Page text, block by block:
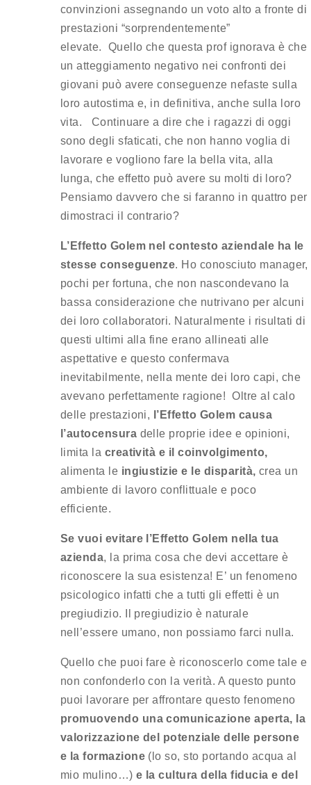
convinzioni assegnando un voto alto a fronte di
prestazioni “sorprendentemente”
elevate. Quello che questa prof ignorava è che
un atteggiamento negativo nei confronti dei
giovani può avere conseguenze nefaste sulla
loro autostima e, in definitiva, anche sulla loro
vita. Continuare a dire che i ragazzi di oggi
sono degli sfaticati, che non hanno voglia di
lavorare e vogliono fare la bella vita, alla
lunga, che effetto può avere su molti di loro?
Pensiamo davvero che si faranno in quattro per
dimostraci il contrario?
L’Effetto Golem nel contesto aziendale ha le
stesse conseguenze. Ho conosciuto manager,
pochi per fortuna, che non nascondevano la
bassa considerazione che nutrivano per alcuni
dei loro collaboratori. Naturalmente i risultati di
questi ultimi alla fine erano allineati alle
aspettative e questo confermava
inevitabilmente, nella mente dei loro capi, che
avevano perfettamente ragione! Oltre al calo
delle prestazioni,
l’Effetto Golem causa
l’autocensura delle proprie idee e opinioni,
limita la creatività e il coinvolgimento,
alimenta le ingiustizie e le disparità, crea un
ambiente di lavoro conflittuale e poco
efficiente.
Se vuoi evitare l’Effetto Golem nella tua
azienda, la prima cosa che devi accettare è
riconoscere la sua esistenza! E’ un fenomeno
psicologico infatti che a tutti gli effetti è un
pregiudizio. Il pregiudizio è naturale
nell’essere umano, non possiamo farci nulla.
Quello che puoi fare è riconoscerlo come tale e
non confonderlo con la verità. A questo punto
puoi lavorare per affrontare questo fenomeno
promuovendo una comunicazione aperta, la
valorizzazione del potenziale delle persone
e la formazione (lo so, sto portando acqua al
mio mulino…)e la cultura della fiducia e del